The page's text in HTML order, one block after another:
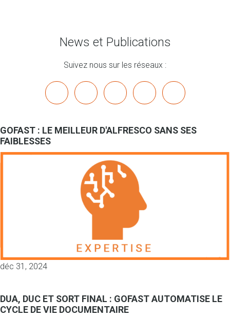
News et Publications
Suivez nous sur les réseaux :
linkedinyoutubebluesky mastodon
GOFAST : LE MEILLEUR D'ALFRESCO SANS SES
FAIBLESSES
déc 31, 2024
DUA, DUC ET SORT FINAL : GOFAST AUTOMATISE LE
CYCLE DE VIE DOCUMENTAIRE